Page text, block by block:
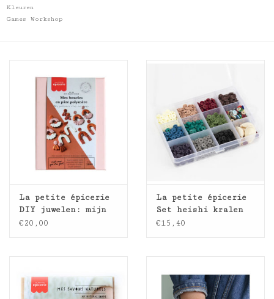
Kleuren
Games Workshop
La petite épicerie
DIY juwelen: mijn
polymeerklei
€20,00
La petite épicerie
Set heishi kralen
6mm 11 kleuren
€15,40